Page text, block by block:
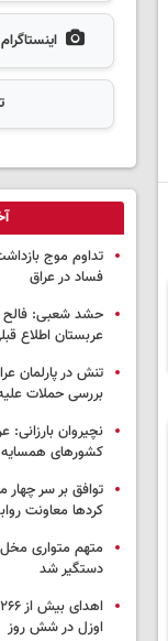
اینستاگرام
تداوم موج
فساد در عراق
حشد شعبی: فالح
عربستان اطلاع
تنش در پارلمان
بررسی حملات
نچیروان بارزانی:
کشورهای
توافق بر سر
کردها معاونت
متهم متواری مخل
دستگیر شد
اوزل در شش روز